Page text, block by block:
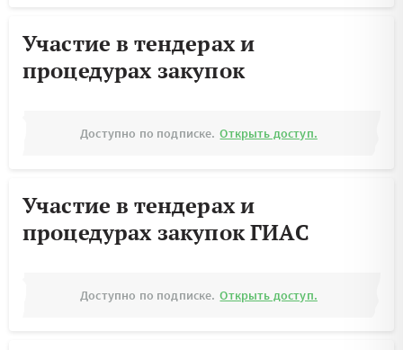
Участие в тендерах и
процедурах закупок
Доступно по подписке. Открыть доступ.
Участие в тендерах и
процедурах закупок ГИАС
Доступно по подписке. Открыть доступ.